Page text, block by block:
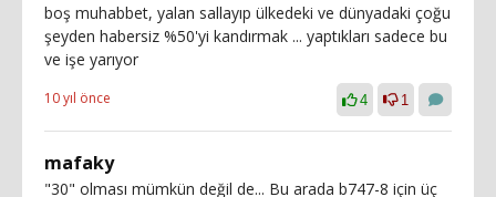
boş muhabbet, yalan sallayıp ülkedeki ve dünyadaki çoğu
şeyden habersiz %50'yi kandırmak ... yaptıkları sadece bu
ve işe yarıyor
10 yıl önce 4 1
mafaky
"30" olması mümkün değil de... Bu arada b747-8 için üç